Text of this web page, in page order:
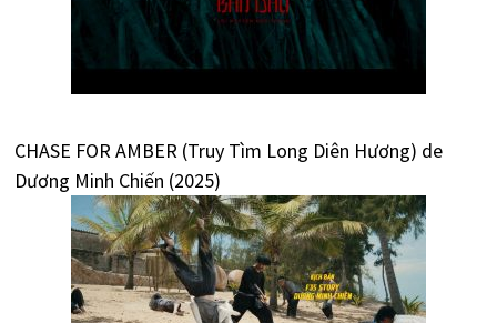
CHASE FOR AMBER (Truy Tìm Long Diên Hương) de
Dương Minh Chiến (2025)